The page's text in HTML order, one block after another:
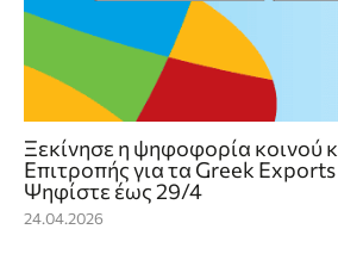
Ξεκίνησε η ψηφοφορία κοινού
Επιτροπής για τα Greek
Ψηφίστε έως 29/4
24.04.2026